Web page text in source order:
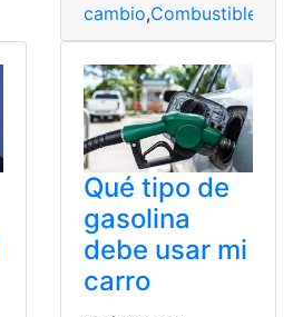
cambio,Combustibles
Qué tipo de
gasolina
debe usar mi
carro